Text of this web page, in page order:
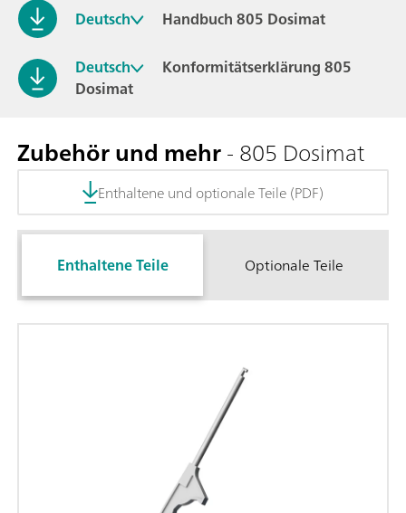
Deutsch
Handbuch 805 Dosimat
Deutsch
Konformitätserklärung 805
Dosimat
Zubehör und mehr- 805 Dosimat
Enthaltene und optionale Teile (PDF)
Enthaltene Teile Optionale Teile